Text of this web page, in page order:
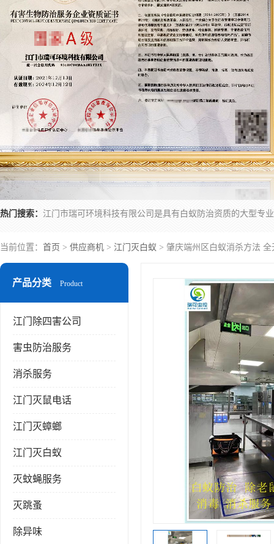
热门搜索：
当前位置： 首页 > 供应商机 > 江门灭白蚁 > 肇庆端州区白蚁消杀方法 全
产品分类 Product
江门除四害公司
害虫防治服务
消杀服务
江门灭鼠电话
江门灭蟑螂
江门灭白蚁
灭蚊蝇服务
灭跳蚤
除异味